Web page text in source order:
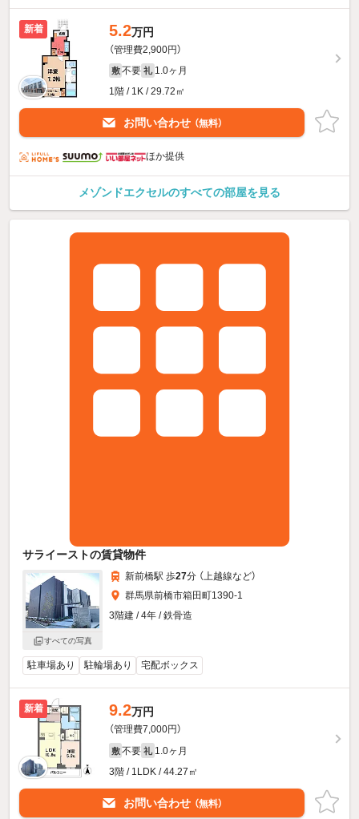
新着 5.2万円
（管理費2,900円）
敷 不要 礼 1.0ヶ月
1階 / 1K / 29.72㎡
お問い合わせ （無料）
ほか提供
メゾンドエクセルのすべての部屋を見る
サライーストの賃貸物件
すべての写真
新前橋駅 歩27分 （上越線など）
群馬県前橋市箱田町1390-1
3階建 / 4年 / 鉄骨造
駐車場あり 駐輪場あり 宅配ボックス
新着 9.2万円
（管理費7,000円）
敷 不要 礼 1.0ヶ月
3階 / 1LDK / 44.27㎡
お問い合わせ （無料）